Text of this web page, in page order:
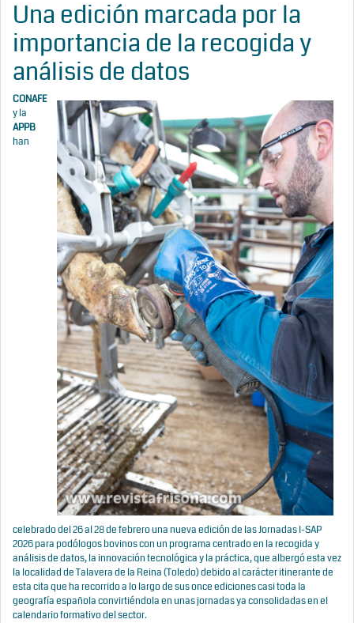
Una edición marcada por la
importancia de la recogida y
análisis de datos
CONAFE
y la
APPB
han
celebrado del 26 al 28 de febrero una nueva edición de las Jornadas I-SAP
2026 para podólogos bovinos con un programa centrado en la recogida y
análisis de datos, la innovación tecnológica y la práctica, que albergó esta vez
la localidad de Talavera de la Reina (Toledo) debido al carácter itinerante de
esta cita que ha recorrido a lo largo de sus once ediciones casi toda la
geografía española convirtiéndola en unas jornadas ya consolidadas en el
calendario formativo del sector.